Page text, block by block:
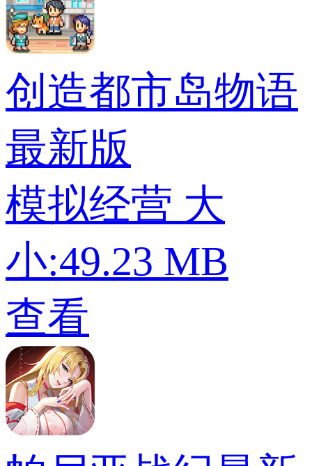
创造都市岛物语
最新版
模拟经营 大
小:49.23 MB
查看